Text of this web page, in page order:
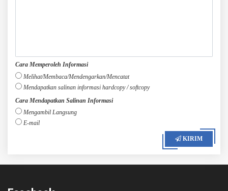
Cara Memperoleh Informasi
Melihat/Membaca/Mendengarkan/Mencatat
Mendapatkan salinan informasi hardcopy / softcopy
Cara Mendapatkan Salinan Informasi
Mengambil Langsung
E-mail
KIRIM